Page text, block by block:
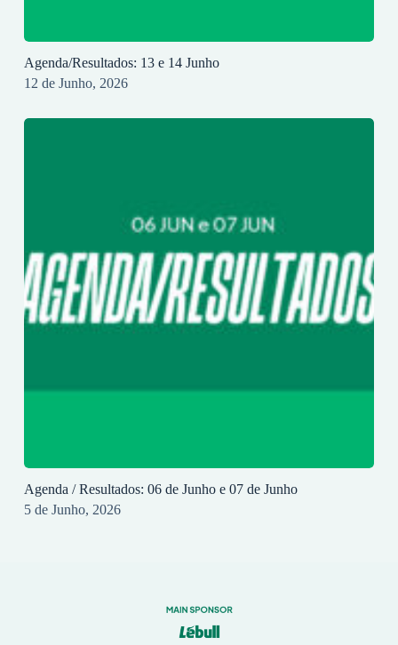
Agenda/Resultados: 13 e 14 Junho
12 de Junho, 2026
Agenda / Resultados: 06 de Junho e 07 de Junho
5 de Junho, 2026